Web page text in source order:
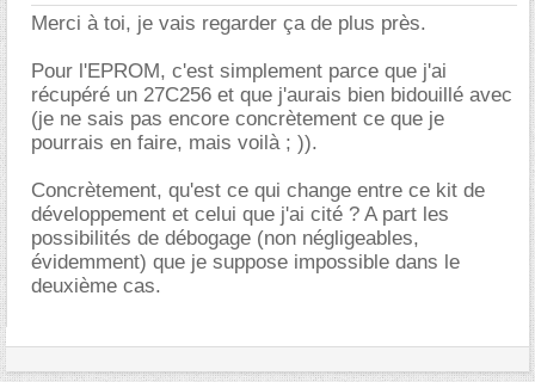
Merci à toi, je vais regarder ça de plus près.
Pour l'EPROM, c'est simplement parce que j'ai
récupéré un 27C256 et que j'aurais bien bidouillé avec
(je ne sais pas encore concrètement ce que je
pourrais en faire, mais voilà ; )).
Concrètement, qu'est ce qui change entre ce kit de
développement et celui que j'ai cité ? A part les
possibilités de débogage (non négligeables,
évidemment) que je suppose impossible dans le
deuxième cas.